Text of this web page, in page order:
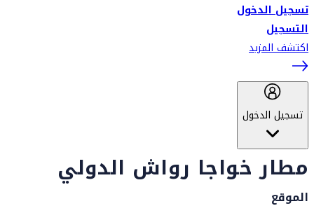
تسجيل الدخول
التسجيل
اكتشف المزيد
تسجيل الدخول
مطار خواجا رواش الدولي
الموقع